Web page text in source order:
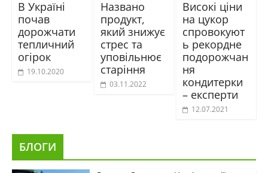
В Україні
почав
дорожчати
тепличний
огірок
19.10.2020
Названо
продукт,
який знижує
стрес та
уповільнює
старіння
03.11.2022
Високі ціни
на цукор
спровокуют
ь рекордне
подорожчан
ня
кондитерки
– експерти
12.07.2021
БЛОГИ